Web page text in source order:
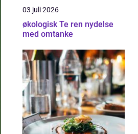
03 juli 2026
økologisk Te ren nydelse
med omtanke